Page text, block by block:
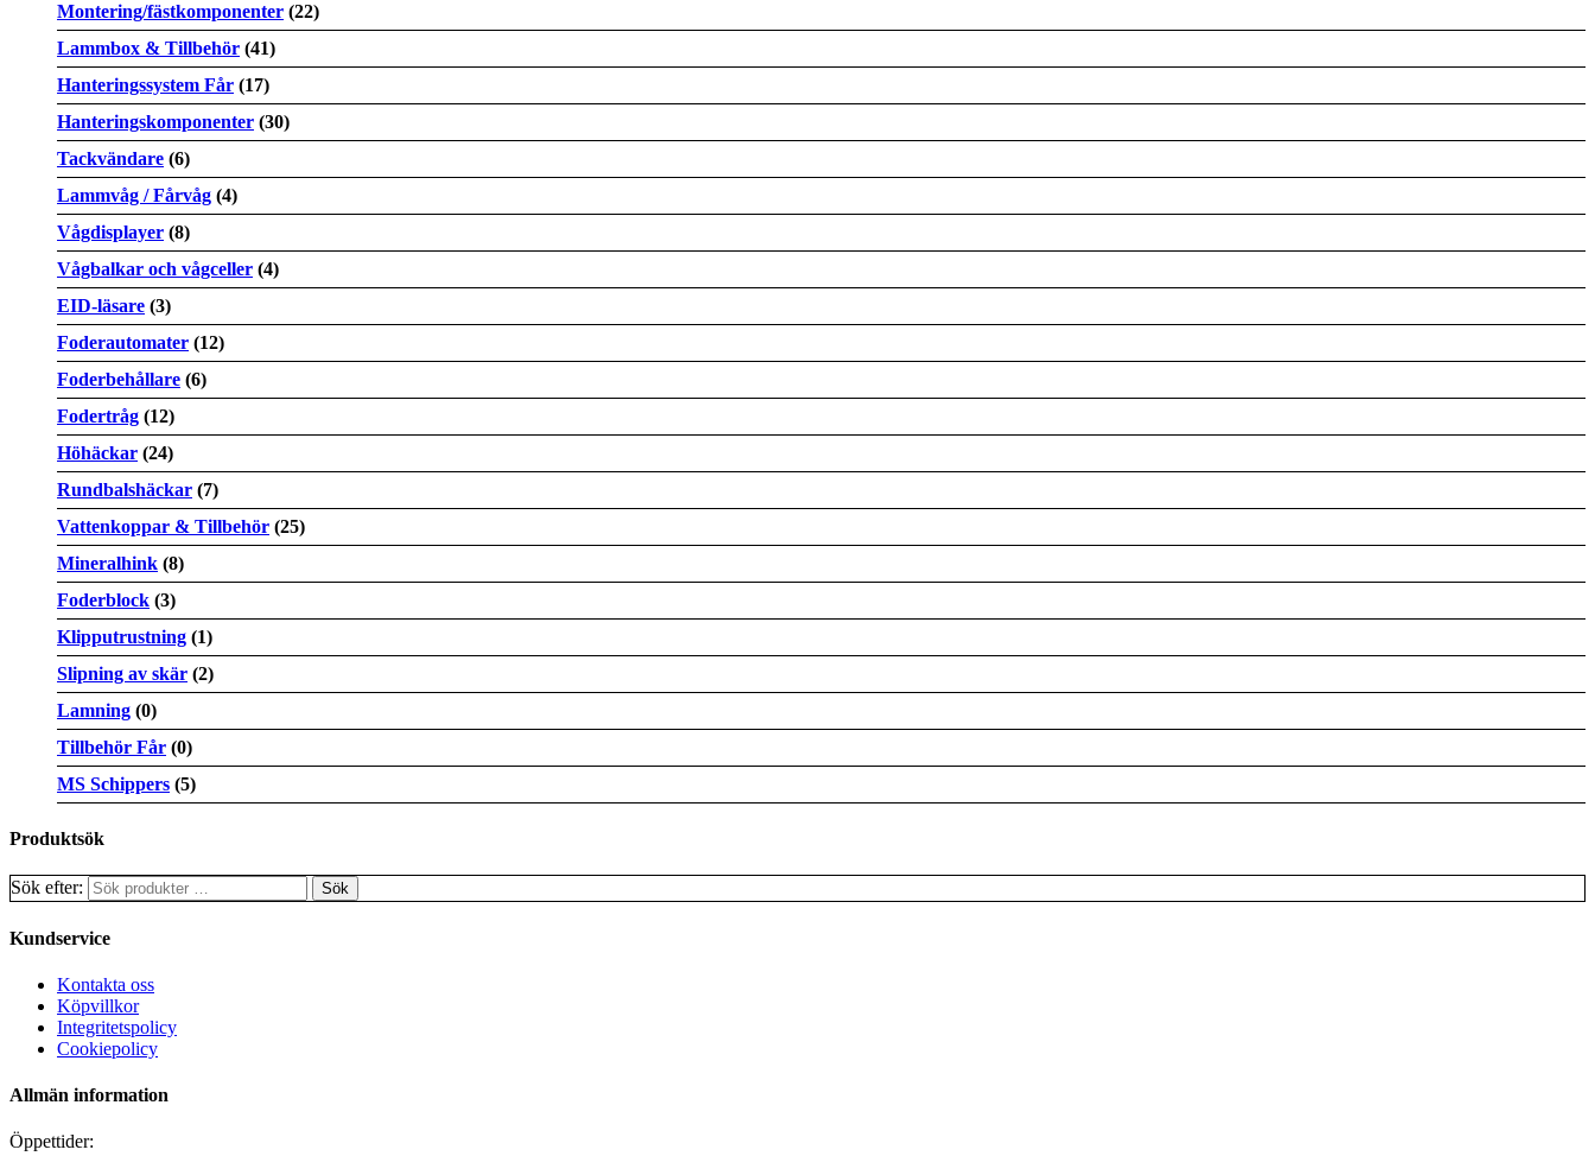
Montering/fästkomponenter (22)
Lammbox & Tillbehör (41)
Hanteringssystem Får (17)
Hanteringskomponenter (30)
Tackvändare (6)
Lammvåg / Fårvåg (4)
Vågdisplayer (8)
Vågbalkar och vågceller (4)
EID-läsare (3)
Foderautomater (12)
Foderbehållare (6)
Fodertråg (12)
Höhäckar (24)
Rundbalshäckar (7)
Vattenkoppar & Tillbehör (25)
Mineralhink (8)
Foderblock (3)
Klipputrustning (1)
Slipning av skär (2)
Lamning (0)
Tillbehör Får (0)
MS Schippers (5)
Produktsök
Sök efter:
Kundservice
Kontakta oss
Köpvillkor
Integritetspolicy
Cookiepolicy
Allmän information
Öppettider: